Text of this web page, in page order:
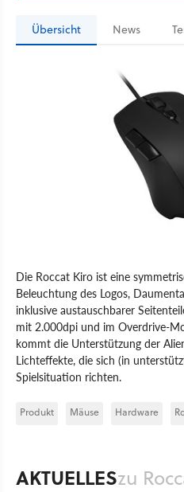
Übersicht News
Die Roccat Kiro ist eine
Beleuchtung des Logos,
inklusive austauschbarer
mit 2.000dpi und im Overdrive-
kommt die Unterstützung der
Lichteffekte, die sich (in
Spielsituation richten.
Produkt Mäuse Hardware
AKTUELLESzu